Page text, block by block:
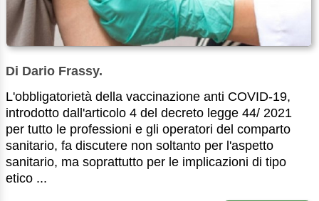
Di Dario Frassy.
L'obbligatorietà della vaccinazione anti COVID-19,
introdotto dall'articolo 4 del decreto legge 44/ 2021
per tutto le professioni e gli operatori del comparto
sanitario, fa discutere non soltanto per l'aspetto
sanitario, ma soprattutto per le implicazioni di tipo
etico ...